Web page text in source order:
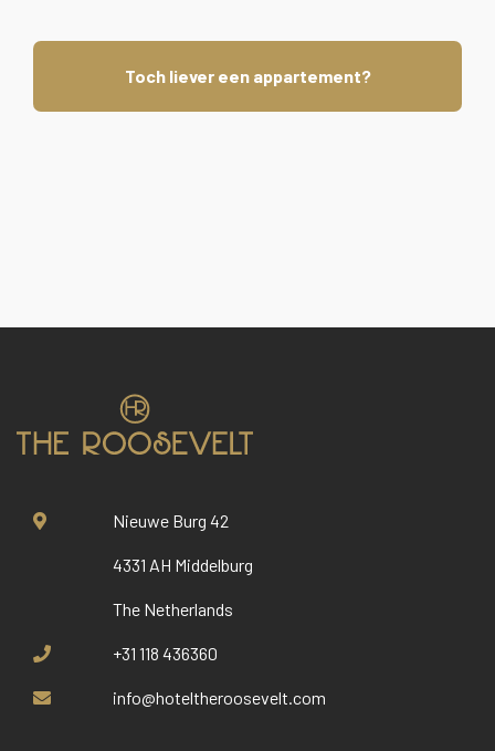
Toch liever een appartement?
Nieuwe Burg 42
4331 AH Middelburg
The Netherlands
+31 118 436360
info@hoteltheroosevelt.com